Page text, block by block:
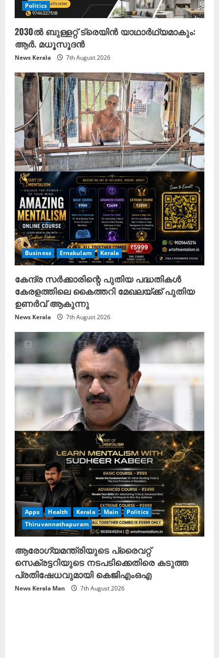
Politics
2030ൽ ബുള്ളറ്റ് ട്രെയിൻ യാഥാർഥ്യമാകും:
ആർ. മധൂസൂദൻ
News Kerala 7th August 2026
Business Ernakulam Kerala
കേന്ദ്ര സർക്കാരിന്റെ പുതിയ പദ്ധതികൾ
കേരളത്തിലെ കൈത്തറി മേഖലയ്ക്ക് പുതിയ
ഉണർവ് ആകുന്നു
News Kerala 7th August 2026
Apps Health Kerala Main
Politics
Thiruvannathapuram
ആരോഗ്യമന്ത്രിയുടെ പ്രൈവറ്റ്
സെക്രട്ടറിയുടെ നടപടിക്കെതിരെ കടുത്ത
പ്രതിഷേധവുമായി കെജിഎംഒഎ
News Kerala Man 7th August 2026